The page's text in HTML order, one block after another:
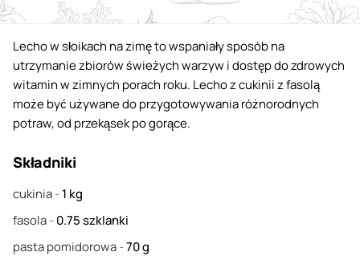
Lecho w słoikach na zimę to wspaniały sposób na
utrzymanie zbiorów świeżych warzyw i dostęp do zdrowych
witamin w zimnych porach roku. Lecho z cukinii z fasolą
może być używane do przygotowywania różnorodnych
potraw, od przekąsek po gorące.
Składniki
cukinia-1 kg
fasola-0.75szklanki
pasta pomidorowa-70g